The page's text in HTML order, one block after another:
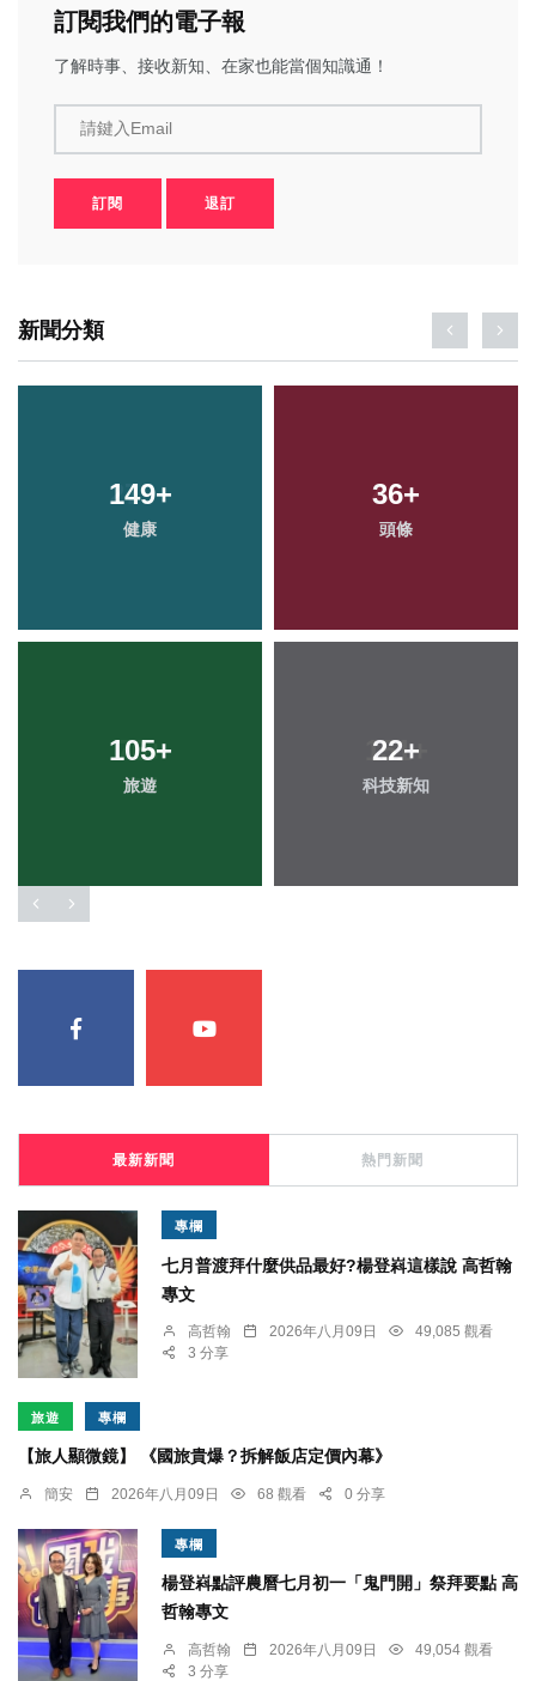
訂閱我們的電子報
了解時事、接收新知、在家也能當個知識通！
請鍵入Email
訂閱 退訂
新聞分類
149+
健康
36+
頭條
105+
旅遊
22+
科技新知
最新新聞 熱門新聞
專欄
七月普渡拜什麼供品最好?楊登嵙這樣說 高哲翰
專文
高哲翰 2026年八月09日
49,085 觀看
3 分享
旅遊 專欄
【旅人顯微鏡】 《國旅貴爆？拆解飯店定價內幕》
簡安 2026年八月09日 68 觀看 0 分享
專欄
楊登嵙點評農曆七月初一「鬼門開」祭拜要點 高
哲翰專文
高哲翰 2026年八月09日
49,054 觀看
3 分享